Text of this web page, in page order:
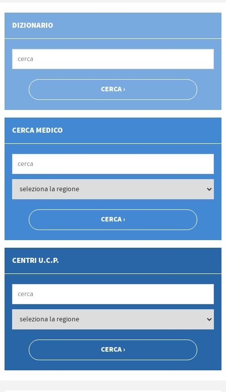
DIZIONARIO
CERCA MEDICO
CENTRI U.C.P.